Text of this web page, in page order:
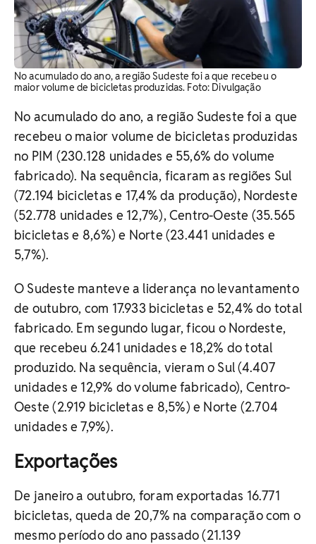
No acumulado do ano, a região Sudeste foi a que recebeu o
maior volume de bicicletas produzidas. Foto: Divulgação
No acumulado do ano, a região Sudeste foi a que
recebeu o maior volume de bicicletas produzidas
no PIM (230.128 unidades e 55,6% do volume
fabricado). Na sequência, ficaram as regiões Sul
(72.194 bicicletas e 17,4% da produção), Nordeste
(52.778 unidades e 12,7%), Centro-Oeste (35.565
bicicletas e 8,6%) e Norte (23.441 unidades e
5,7%).
O Sudeste manteve a liderança no levantamento
de outubro, com 17.933 bicicletas e 52,4% do total
fabricado. Em segundo lugar, ficou o Nordeste,
que recebeu 6.241 unidades e 18,2% do total
produzido. Na sequência, vieram o Sul (4.407
unidades e 12,9% do volume fabricado), Centro-
Oeste (2.919 bicicletas e 8,5%) e Norte (2.704
unidades e 7,9%).
Exportações
De janeiro a outubro, foram exportadas 16.771
bicicletas, queda de 20,7% na comparação com o
mesmo período do ano passado (21.139